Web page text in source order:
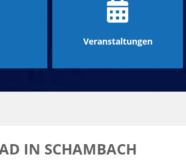
Veranstaltungen
IN SCHAMBACH